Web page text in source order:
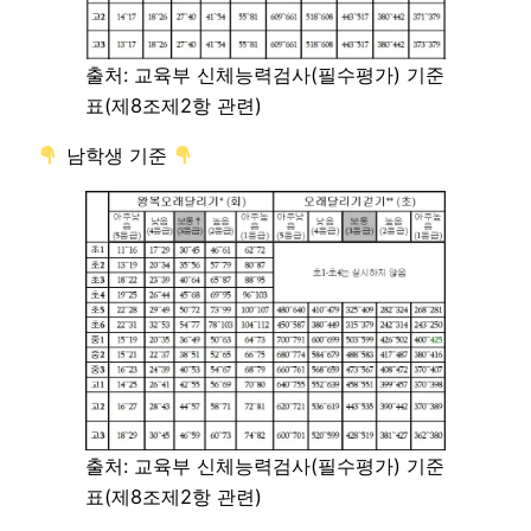
출처: 교육부 신체능력검사(필수평가) 기준
표(제8조제2항 관련)
남학생 기준
출처: 교육부 신체능력검사(필수평가) 기준
표(제8조제2항 관련)